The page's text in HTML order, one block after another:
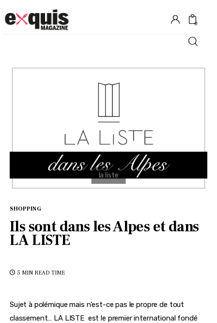
0
Hôtels
Shopping
Évènements
SHOPPING
Ils sont dans les Alpes et dans
LA LISTE
5 MIN READ TIME
Sujet à polémique mais n’est-ce pas le propre de tout
classement… LA LISTE  est le premier international fondé